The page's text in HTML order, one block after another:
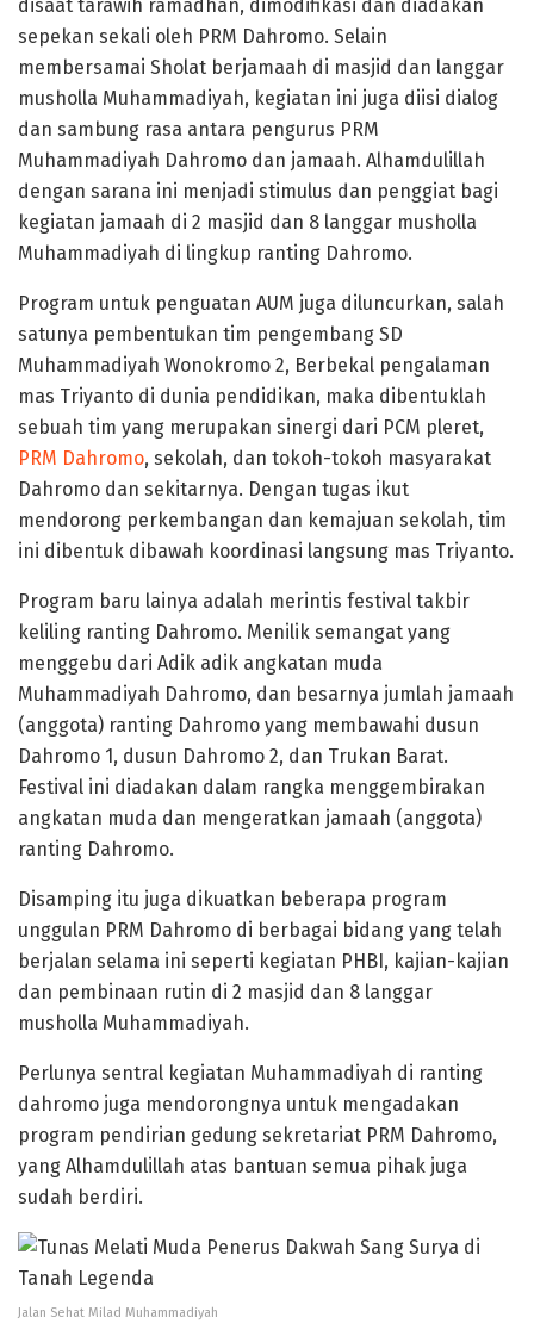
disaat tarawih ramadhan, dimodifikasi dan diadakan
sepekan sekali oleh PRM Dahromo. Selain
membersamai Sholat berjamaah di masjid dan langgar
musholla Muhammadiyah, kegiatan ini juga diisi dialog
dan sambung rasa antara pengurus PRM
Muhammadiyah Dahromo dan jamaah. Alhamdulillah
dengan sarana ini menjadi stimulus dan penggiat bagi
kegiatan jamaah di 2 masjid dan 8 langgar musholla
Muhammadiyah di lingkup ranting Dahromo.
Program untuk penguatan AUM juga diluncurkan, salah
satunya pembentukan tim pengembang SD
Muhammadiyah Wonokromo 2, Berbekal pengalaman
mas Triyanto di dunia pendidikan, maka dibentuklah
sebuah tim yang merupakan sinergi dari PCM pleret,
PRM Dahromo, sekolah, dan tokoh-tokoh masyarakat
Dahromo dan sekitarnya. Dengan tugas ikut
mendorong perkembangan dan kemajuan sekolah, tim
ini dibentuk dibawah koordinasi langsung mas Triyanto.
Program baru lainya adalah merintis festival takbir
keliling ranting Dahromo. Menilik semangat yang
menggebu dari Adik adik angkatan muda
Muhammadiyah Dahromo, dan besarnya jumlah jamaah
(anggota) ranting Dahromo yang membawahi dusun
Dahromo 1, dusun Dahromo 2, dan Trukan Barat.
Festival ini diadakan dalam rangka menggembirakan
angkatan muda dan mengeratkan jamaah (anggota)
ranting Dahromo.
Disamping itu juga dikuatkan beberapa program
unggulan PRM Dahromo di berbagai bidang yang telah
berjalan selama ini seperti kegiatan PHBI, kajian-kajian
dan pembinaan rutin di 2 masjid dan 8 langgar
musholla Muhammadiyah.
Perlunya sentral kegiatan Muhammadiyah di ranting
dahromo juga mendorongnya untuk mengadakan
program pendirian gedung sekretariat PRM Dahromo,
yang Alhamdulillah atas bantuan semua pihak juga
sudah berdiri.
Jalan Sehat Milad Muhammadiyah